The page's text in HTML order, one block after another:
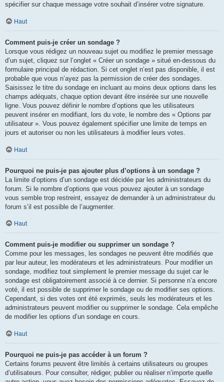
spécifier sur chaque message votre souhait d’insérer votre signature.
Haut
Comment puis-je créer un sondage ?
Lorsque vous rédigez un nouveau sujet ou modifiez le premier message
d’un sujet, cliquez sur l’onglet « Créer un sondage » situé en-dessous du
formulaire principal de rédaction. Si cet onglet n’est pas disponible, il est
probable que vous n’ayez pas la permission de créer des sondages.
Saisissez le titre du sondage en incluant au moins deux options dans les
champs adéquats, chaque option devant être insérée sur une nouvelle
ligne. Vous pouvez définir le nombre d’options que les utilisateurs
peuvent insérer en modifiant, lors du vote, le nombre des « Options par
utilisateur ». Vous pouvez également spécifier une limite de temps en
jours et autoriser ou non les utilisateurs à modifier leurs votes.
Haut
Pourquoi ne puis-je pas ajouter plus d’options à un sondage ?
La limite d’options d’un sondage est décidée par les administrateurs du
forum. Si le nombre d’options que vous pouvez ajouter à un sondage
vous semble trop restreint, essayez de demander à un administrateur du
forum s’il est possible de l’augmenter.
Haut
Comment puis-je modifier ou supprimer un sondage ?
Comme pour les messages, les sondages ne peuvent être modifiés que
par leur auteur, les modérateurs et les administrateurs. Pour modifier un
sondage, modifiez tout simplement le premier message du sujet car le
sondage est obligatoirement associé à ce dernier. Si personne n’a encore
voté, il est possible de supprimer le sondage ou de modifier ses options.
Cependant, si des votes ont été exprimés, seuls les modérateurs et les
administrateurs peuvent modifier ou supprimer le sondage. Cela empêche
de modifier les options d’un sondage en cours.
Haut
Pourquoi ne puis-je pas accéder à un forum ?
Certains forums peuvent être limités à certains utilisateurs ou groupes
d’utilisateurs. Pour consulter, rédiger, publier ou réaliser n’importe quelle